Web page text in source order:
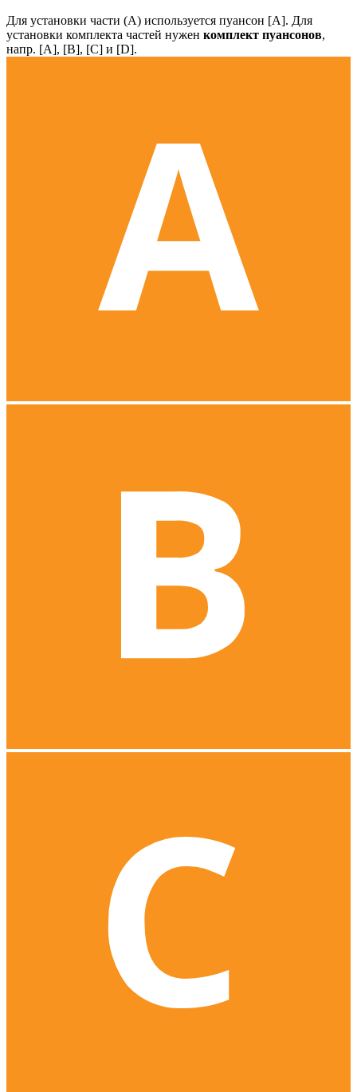
Для установки части (А) используется пуансон [А]. Для
установки комплекта частей нужен комплект пуансонов,
напр. [А], [B], [С] и [D].